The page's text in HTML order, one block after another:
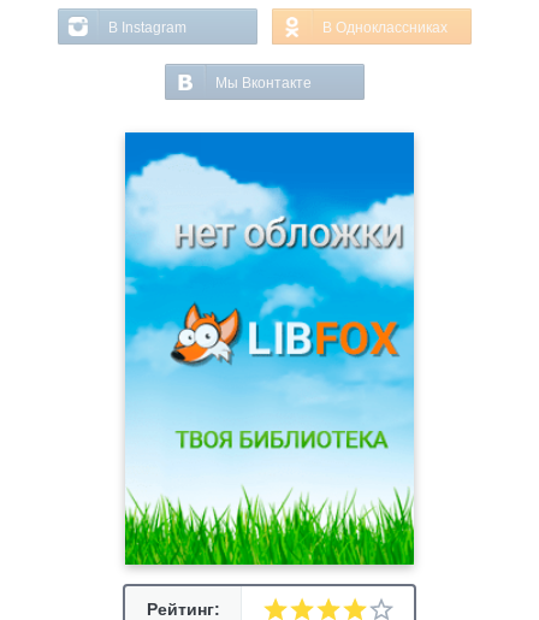
В Instagram В Одноклассниках
Мы Вконтакте
Рейтинг: